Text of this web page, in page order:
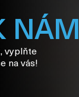
NÁM
vyplňte
na vás!